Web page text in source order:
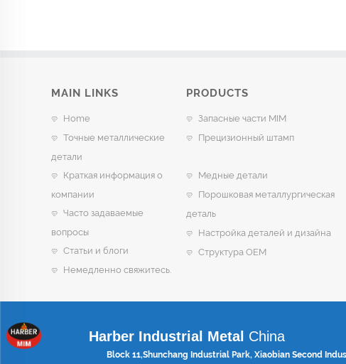
MAIN LINKS
Home
Точные металлические
детали
Краткая информация о
компании
Часто задаваемые
вопросы
Статьи и блоги
Немедленно свяжитесь.
PRODUCTS
Запасные части MIM
Прецизионный штамп
Медные детали
Порошковая металлургическая
деталь
Настройка деталей и дизайна
Структура OEM
Harber Industrial Metal China
Block 11,Shunchang Industrial Park, Xiaobian Second